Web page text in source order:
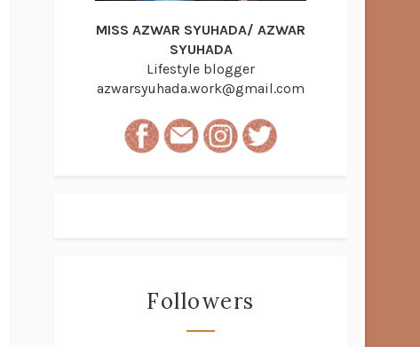
MISS AZWAR SYUHADA/ AZWAR
SYUHADA
Lifestyle blogger
azwarsyuhada.work@gmail.com
Followers